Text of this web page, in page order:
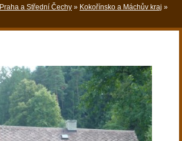
Praha a Střední Čechy » Kokořínsko a Máchův kraj »